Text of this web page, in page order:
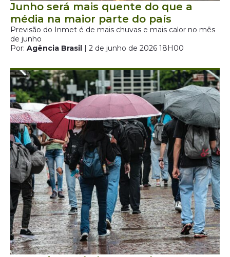
Junho será mais quente do que a
média na maior parte do país
Previsão do Inmet é de mais chuvas e mais calor no mês
de junho
Por: Agência Brasil | 2 de junho de 2026 18H00